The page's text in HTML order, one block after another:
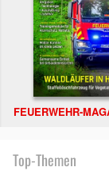
FEUERWEHR-
Top-Themen